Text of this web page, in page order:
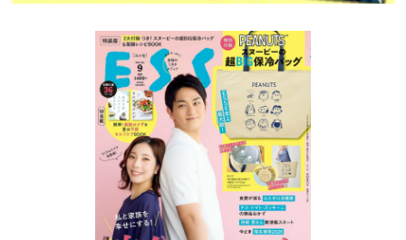
バックナンバー